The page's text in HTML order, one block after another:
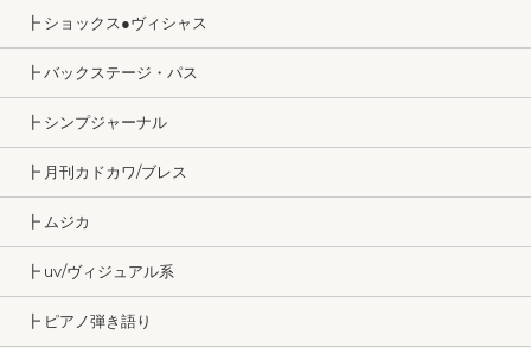
┣ ショックス●ヴィシャス
┣ バックステージ・パス
┣ シンプジャーナル
┣ 月刊カドカワ/ブレス
┣ ムジカ
┣ uv/ヴィジュアル系
┣ ピアノ弾き語り